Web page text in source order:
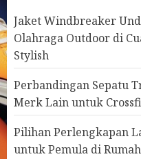
Jaket Windbreaker
Olahraga Outdoor di
Stylish
Perbandingan Sepatu
Merk Lain untuk
Pilihan Perlengkapan
untuk Pemula di